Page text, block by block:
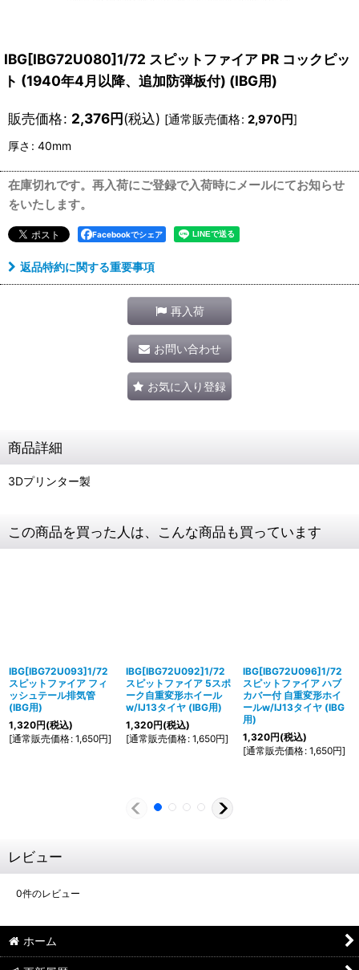
IBG[IBG72U080]1/72 スピットファイア PR コックピッ
ト (1940年4月以降、追加防弾板付) (IBG用)
販売価格: 2,376円(税込) [通常販売価格: 2,970円]
厚さ : 40mm
在庫切れです。再入荷にご登録で入荷時にメールにてお知らせ
をいたします。
Facebookでシェア
返品特約に関する重要事項
再入荷
お問い合わせ
お気に入り登録
商品詳細
3Dプリンター製
この商品を買った人は、こんな商品も買っています
IBG[IBG72U093]1/72
スピットファイア フィ
ッシュテール排気管
(IBG用)
1,320円(税込)
[通常販売価格: 1,650円]
IBG[IBG72U092]1/72
スピットファイア 5スポ
ーク自重変形ホイール
w/IJ13タイヤ (IBG用)
1,320円(税込)
[通常販売価格: 1,650円]
IBG[IBG72U096]1/72
スピットファイア ハブ
カバー付 自重変形ホイ
ールw/IJ13タイヤ (IBG
用)
1,320円(税込)
[通常販売価格: 1,650円]
レビュー
0件のレビュー
ホーム